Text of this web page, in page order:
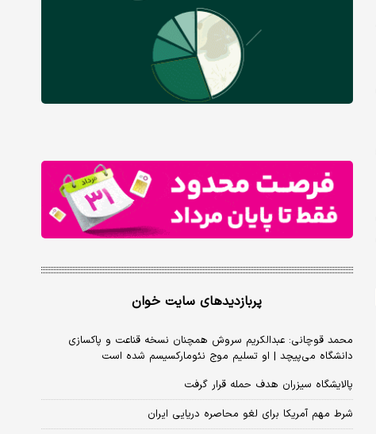
پربازدیدهای سایت خوان
محمد قوچانی: عبدالکریم سروش همچنان نسخه قناعت و پاکسازی
دانشگاه می‌پیچد | او تسلیم موج نئومارکسیسم شده است
پالایشگاه سیزران هدف حمله قرار گرفت
شرط مهم آمریکا برای لغو محاصره دریایی ایران